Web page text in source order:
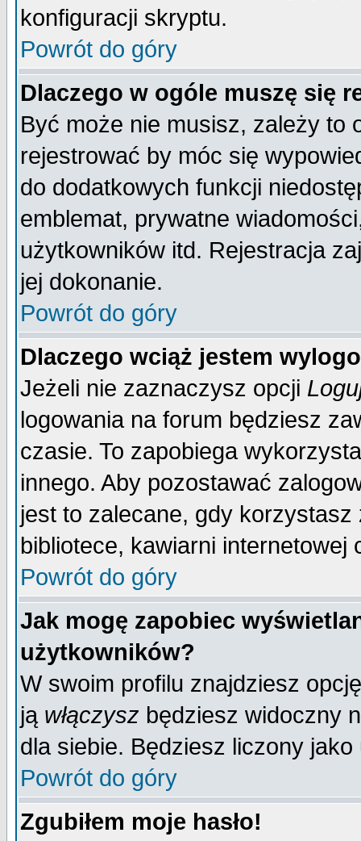
konfiguracji skryptu.
Powrót do góry
Dlaczego w ogóle muszę się
Być może nie musisz, zależy to
rejestrować by móc się
do dodatkowych funkcji
emblemat, prywatne
użytkowników itd. Rejestracja
jej dokonanie.
Powrót do góry
Dlaczego wciąż jestem
Jeżeli nie zaznaczysz opcji
logowania na forum będziesz
czasie. To zapobiega
innego. Aby pozostawać
jest to zalecane, gdy
bibliotece, kawiarni internetowej
Powrót do góry
Jak mogę zapobiec
użytkowników?
W swoim profilu znajdziesz
ją włączysz będziesz widoczny
dla siebie. Będziesz liczony
Powrót do góry
Zgubiłem moje hasło!